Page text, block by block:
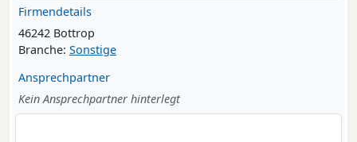
Firmendetails
46242 Bottrop
Branche: Sonstige
Ansprechpartner
Kein Ansprechpartner hinterlegt